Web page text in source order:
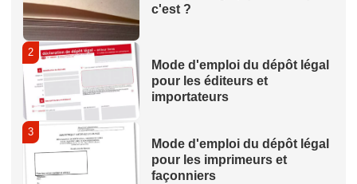
c'est ?
2
Mode d'emploi du dépôt légal
pour les éditeurs et
importateurs
3
Mode d'emploi du dépôt légal
pour les imprimeurs et
façonniers